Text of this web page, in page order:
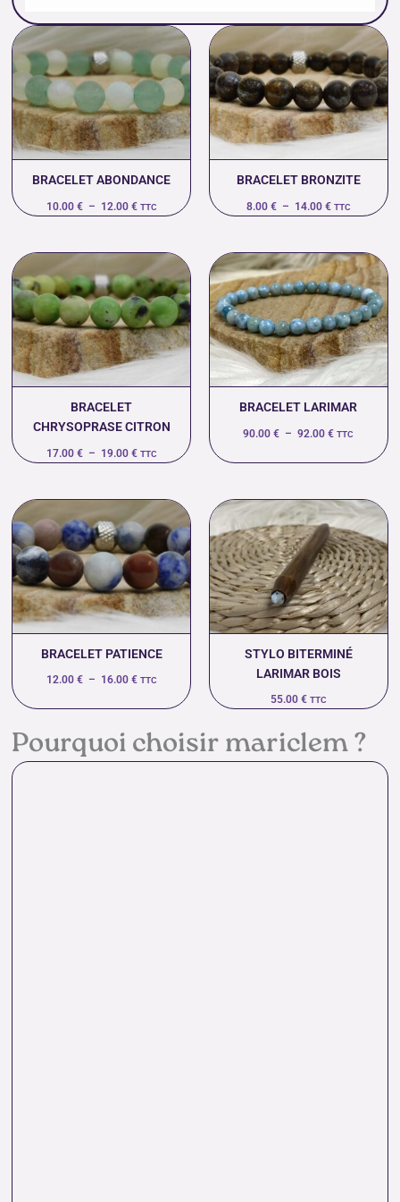
BRACELET ABONDANCE
10.00 € – 12.00 €
Plage
prix :
10.00 €
à
12.00 €
TTC
BRACELET BRONZITE
8.00 € – 14.00 €
de
prix :
8.00 €
à
14.00 €
TTC
BRACELET
CHRYSOPRASE CITRON
17.00 € – 19.00 €
de
prix :
17.00 €
à
19.00 €
TTC
BRACELET LARIMAR
90.00€ – 92.00€
Plage
de
prix :
90.00 €
à
92.00 €
TTC
BRACELET PATIENCE
12.00 € – 16.00 €
Plage
de
prix :
12.00 €
à
16.00 €
TTC
STYLO BITERMINÉ
LARIMAR BOIS
55.00 € TTC
Pourquoi choisir mariclem ?